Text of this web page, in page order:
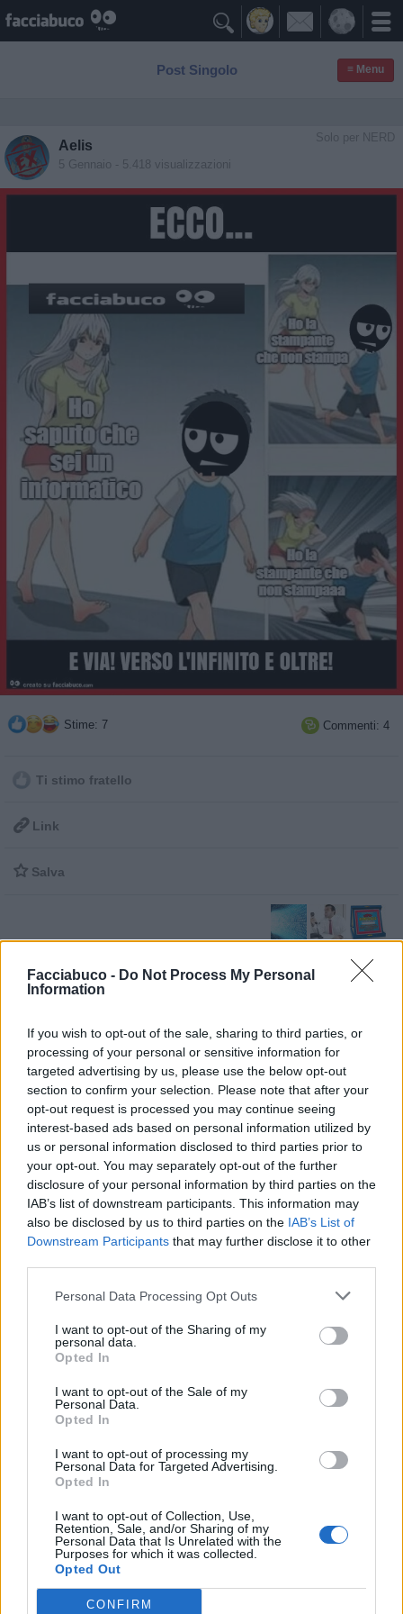
Facciabuco - Do Not Process My Personal
Information
If you wish to opt-out of the sale, sharing to third parties, or
processing of your personal or sensitive information for
targeted advertising by us, please use the below opt-out
section to confirm your selection. Please note that after your
opt-out request is processed you may continue seeing
interest-based ads based on personal information utilized by
us or personal information disclosed to third parties prior to
your opt-out. You may separately opt-out of the further
disclosure of your personal information by third parties on the
IAB’s list of downstream participants. This information may
also be disclosed by us to third parties on the IAB’s List of
Downstream Participants that may further disclose it to other
Personal Data Processing Opt Outs
I want to opt-out of the Sharing of my
personal data.
Opted In
I want to opt-out of the Sale of my
Personal Data.
Opted In
I want to opt-out of processing my
Personal Data for Targeted Advertising.
Opted In
I want to opt-out of Collection, Use,
Retention, Sale, and/or Sharing of my
Personal Data that Is Unrelated with the
Purposes for which it was collected.
Opted Out
CONFIRM

Post Singolo ≡ Menu
Solo per NERD
Aelis
5 Gennaio - 5.418 visualizzazioni
Stime: 7  Commenti: 4
Ti stimo fratello
 Link
 Salva
Rompipelotas
pubblicità
Aelis
1